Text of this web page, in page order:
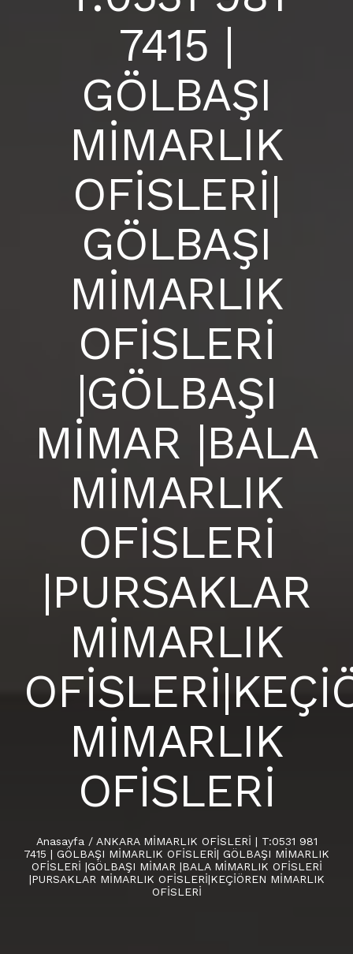
ANKARA İÇ MİMARLIK OFİSİ |
7415 |
GÖLBAŞI
MİMARLIK
OFİSLERİ|
GÖLBAŞI
MİMARLIK
OFİSLERİ
|GÖLBAŞI
MİMAR |BALA
MİMARLIK
OFİSLERİ
|PURSAKLAR
MİMARLIK
MİMARLIK
OFİSLERİ
Anasayfa / ANKARA MİMARLIK OFİSLERİ | T:0531 981
7415 | GÖLBAŞI MİMARLIK OFİSLERİ| GÖLBAŞI MİMARLIK
OFİSLERİ |GÖLBAŞI MİMAR |BALA MİMARLIK OFİSLERİ
|PURSAKLAR MİMARLIK OFİSLERİ|KEÇİÖREN MİMARLIK
OFİSLERİ